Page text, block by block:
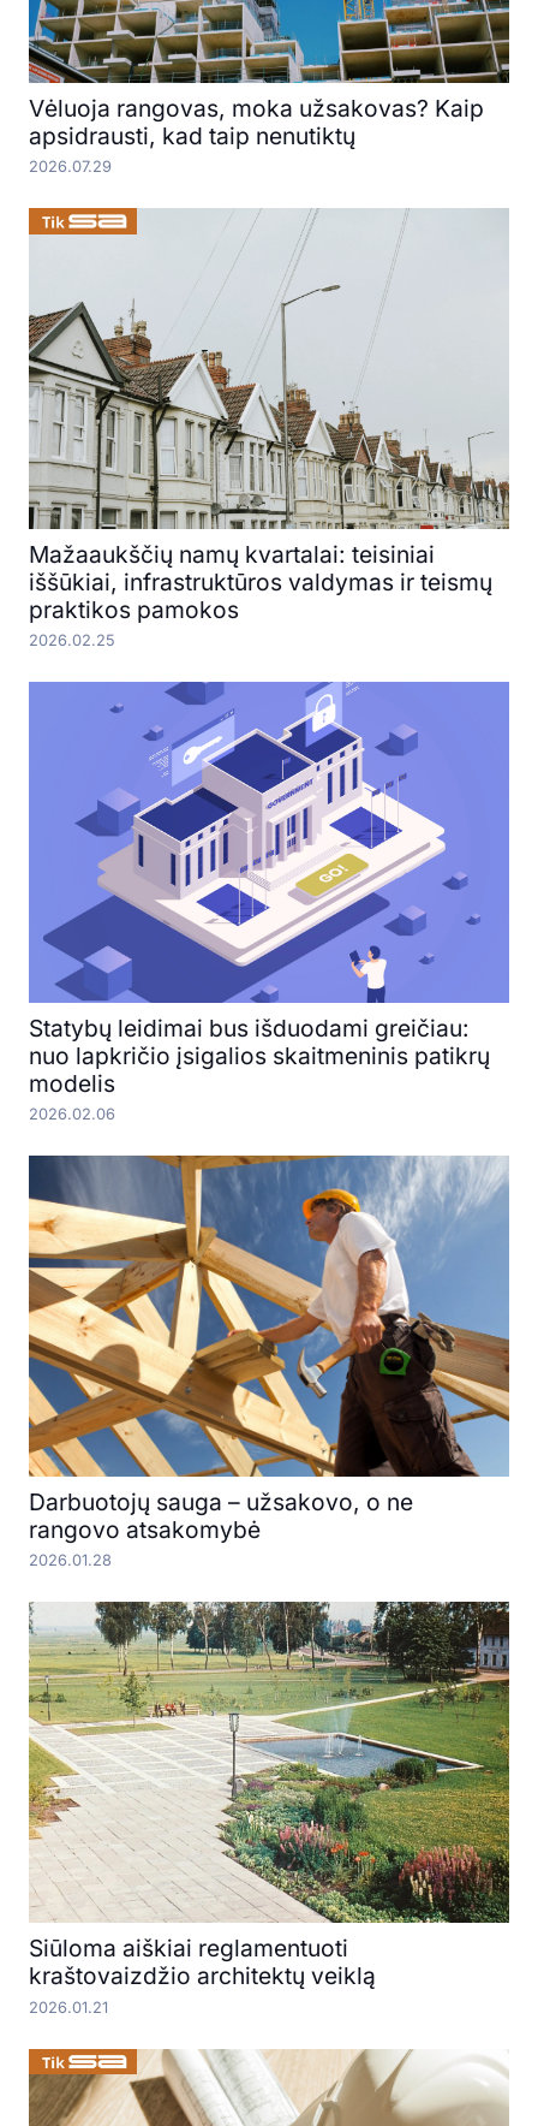
Vėluoja rangovas, moka užsakovas? Kaip
apsidrausti, kad taip nenutiktų
2026.07.29
Mažaaukščių namų kvartalai: teisiniai
iššūkiai, infrastruktūros valdymas ir teismų
praktikos pamokos
2026.02.25
Statybų leidimai bus išduodami greičiau:
nuo lapkričio įsigalios skaitmeninis patikrų
modelis
2026.02.06
Darbuotojų sauga – užsakovo, o ne
rangovo atsakomybė
2026.01.28
Siūloma aiškiai reglamentuoti
kraštovaizdžio architektų veiklą
2026.01.21